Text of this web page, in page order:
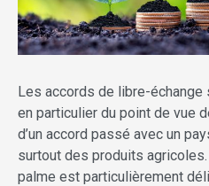
Les accords de libre-
en particulier du point de vue
d’un accord passé avec un
surtout des produits
palme est particulièrement